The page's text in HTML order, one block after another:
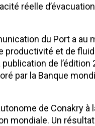
réelle
du Port a au
productivité et de
de l’édition
par la Banque
de Conakry à
mondiale. Un